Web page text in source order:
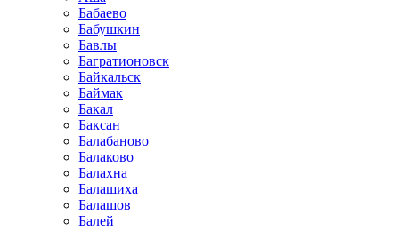
Бабаево
Бабушкин
Бавлы
Багратионовск
Байкальск
Баймак
Бакал
Баксан
Балабаново
Балаково
Балахна
Балашиха
Балашов
Балей